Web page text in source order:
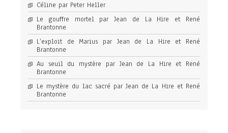
Céline par Peter Heller
Le gouffre mortel par Jean de La Hire et René
Brantonne
L’exploit de Marius par Jean de La Hire et René
Brantonne
Au seuil du mystère par Jean de La Hire et René
Brantonne
Le mystère du lac sacré par Jean de La Hire et René
Brantonne